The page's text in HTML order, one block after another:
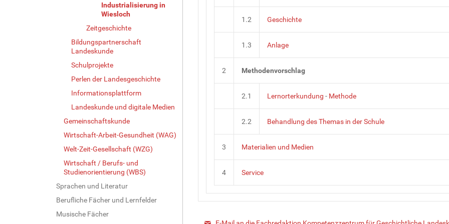
Industrialisierung in
Wiesloch
Zeitgeschichte
Bildungspartnerschaft
Landeskunde
Schulprojekte
Perlen der Landesgeschichte
Informationsplattform
Landeskunde und digitale Medien
Gemeinschaftskunde
Wirtschaft-Arbeit-Gesundheit (WAG)
Welt-Zeit-Gesellschaft (WZG)
Wirtschaft / Berufs- und
Studienorientierung (WBS)
Sprachen und Literatur
Berufliche Fächer und Lernfelder
Musische Fächer
1.2 Geschichte
1.3 Anlage
2 Methodenvorschlag
2.1 Lernorterkundung - Methode
2.2 Behandlung des Themas in der Schule
3 Materialien und Medien
4 Service